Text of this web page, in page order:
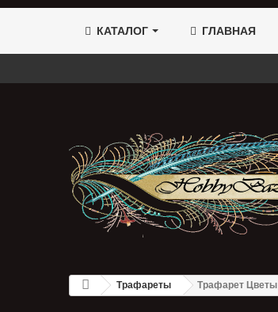
КАТАЛОГ ГЛАВНАЯ
Трафареты Трафарет Цветы